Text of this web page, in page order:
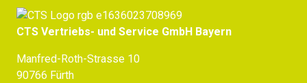
CTS Vertriebs- und Service GmbH Bayern
Manfred-Roth-Strasse 10
90766 Fürth